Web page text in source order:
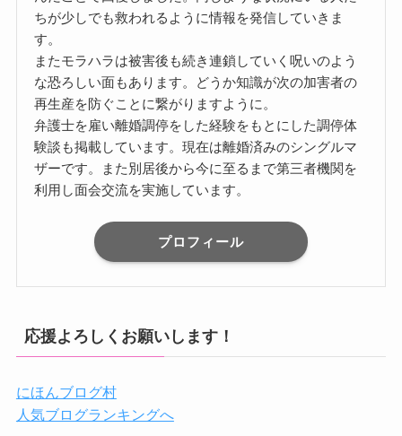
ちが少しでも救われるように情報を発信していきま
す。
またモラハラは被害後も続き連鎖していく呪いのよう
な恐ろしい面もあります。どうか知識が次の加害者の
再生産を防ぐことに繋がりますように。
弁護士を雇い離婚調停をした経験をもとにした調停体
験談も掲載しています。現在は離婚済みのシングルマ
ザーです。また別居後から今に至るまで第三者機関を
利用し面会交流を実施しています。
プロフィール
応援よろしくお願いします！
にほんブログ村
人気ブログランキングへ